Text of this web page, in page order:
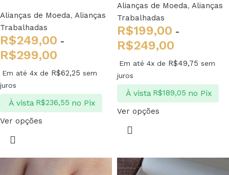
Alianças de Moeda, Alianças
Trabalhadas
R$249,00 -
R$299,00
Em até 4x de R$62,25 sem
juros
À vista R$236,55 no Pix
Ver opções
Alianças de Moeda, Alianças
Trabalhadas
R$199,00 -
R$249,00
Em até 4x de R$49,75 sem
juros
À vista R$189,05 no Pix
Ver opções